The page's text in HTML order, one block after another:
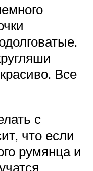
Все
с
что если
румянца и